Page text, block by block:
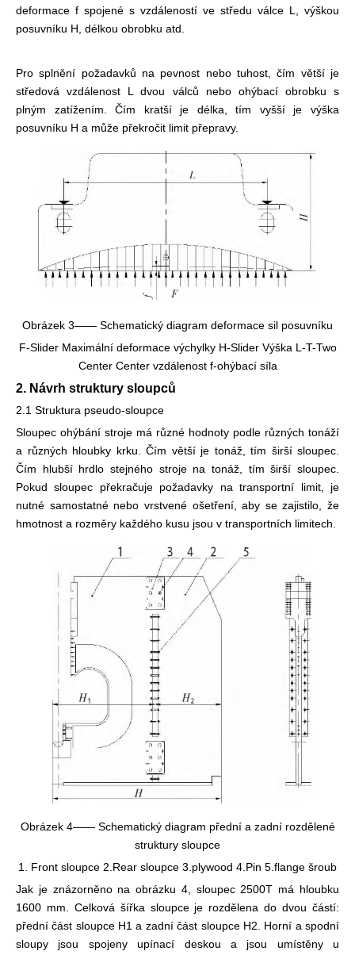
deformace f spojené s vzdáleností ve středu válce L, výškou
posuvníku H, délkou obrobku atd.
Pro splnění požadavků na pevnost nebo tuhost, čím větší je
středová vzdálenost L dvou válců nebo ohýbací obrobku s
plným zatížením. Čím kratší je délka, tím vyšší je výška
posuvníku H a může překročit limit přepravy.
Obrázek 3—— Schematický diagram deformace sil posuvníku
F-Slider Maximální deformace výchylky H-Slider Výška L-T-Two
Center Center vzdálenost f-ohýbací síla
2. Návrh struktury sloupců
2.1 Struktura pseudo-sloupce
Sloupec ohýbání stroje má různé hodnoty podle různých tonáží
a různých hloubky krku. Čím větší je tonáž, tím širší sloupec.
Čím hlubší hrdlo stejného stroje na tonáž, tím širší sloupec.
Pokud sloupec překračuje požadavky na transportní limit, je
nutné samostatné nebo vrstvené ošetření, aby se zajistilo, že
hmotnost a rozměry každého kusu jsou v transportních limitech.
Obrázek 4—— Schematický diagram přední a zadní rozdělené
struktury sloupce
1. Front sloupce 2.Rear sloupce 3.plywood 4.Pin 5.flange šroub
Jak je znázorněno na obrázku 4, sloupec 2500T má hloubku
1600 mm. Celková šířka sloupce je rozdělena do dvou částí:
přední část sloupce H1 a zadní část sloupce H2. Horní a spodní
sloupy jsou spojeny upínací deskou a jsou umístěny u